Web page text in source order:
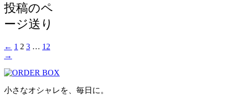
投稿のペ
ージ送り
← 1 2 3 … 12
→
小さなオシャレを、毎日に。